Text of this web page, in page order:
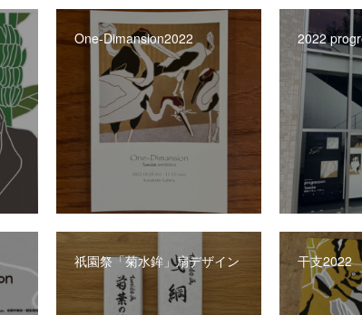
One-Dimansion2022 2022
祇園祭「菊水鉾」扇デザイン 干支2022